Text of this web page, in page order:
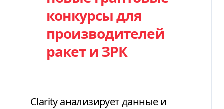
конкурсы для
производителей
ракет и ЗРК
Clarity анализирует данные и